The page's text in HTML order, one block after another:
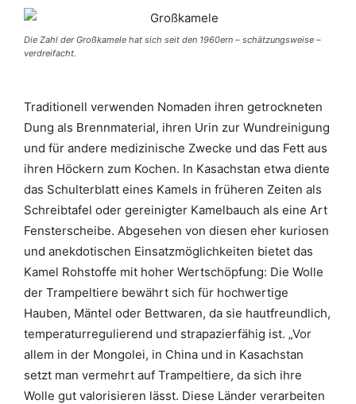
Die Zahl der Großkamele hat sich seit den 1960ern – schätzungsweise –
verdreifacht.
Traditionell verwenden Nomaden ihren getrockneten
Dung als Brennmaterial, ihren Urin zur Wundreinigung
und für andere medizinische Zwecke und das Fett aus
ihren Höckern zum Kochen. In Kasachstan etwa diente
das Schulterblatt eines Kamels in früheren Zeiten als
Schreibtafel oder gereinigter Kamelbauch als eine Art
Fensterscheibe. Abgesehen von diesen eher kuriosen
und anekdotischen Einsatzmöglichkeiten bietet das
Kamel Rohstoffe mit hoher Wertschöpfung: Die Wolle
der Trampeltiere bewährt sich für hochwertige
Hauben, Mäntel oder Bettwaren, da sie hautfreundlich,
temperaturregulierend und strapazierfähig ist. „Vor
allem in der Mongolei, in China und in Kasachstan
setzt man vermehrt auf Trampeltiere, da sich ihre
Wolle gut valorisieren lässt. Diese Länder verarbeiten